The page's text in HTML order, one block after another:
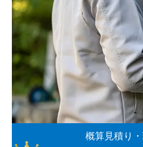
概算見積り